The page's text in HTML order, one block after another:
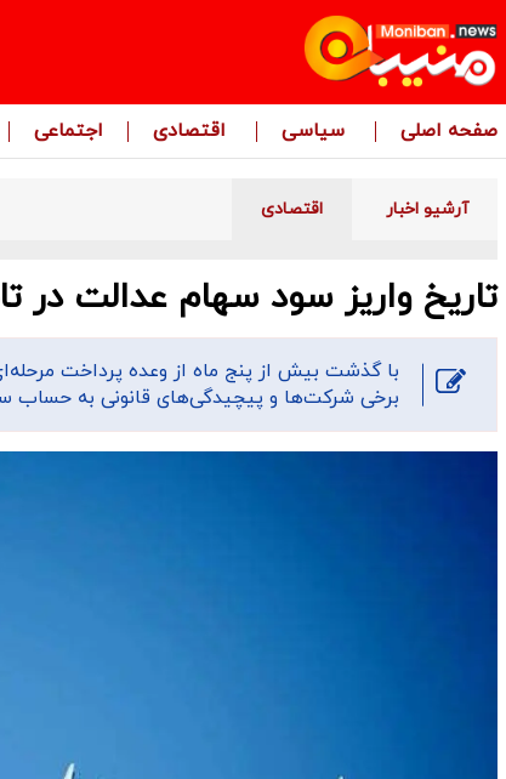
صفحه اصلی سیاسی اقتصادی اجتماعی
آرشیو اخبار اقتصادی
تاریخ واریز سود سهام عدالت در
با گذشت بیش از پنج ماه از وعده پرداخت
برخی شرکت‌ها و پیچیدگی‌های قانونی به حساب